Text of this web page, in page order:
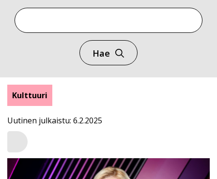
Hae
Kulttuuri
Uutinen julkaistu: 6.2.2025